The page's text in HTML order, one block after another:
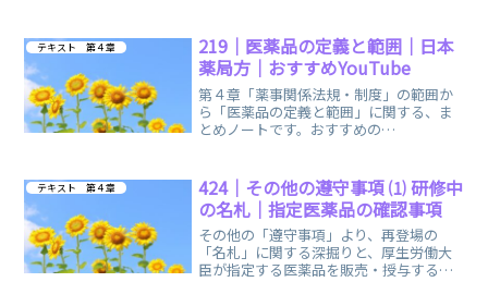
テキスト 第４章
219｜医薬品の定義と範囲｜日本
薬局方｜おすすめYouTube
第４章「薬事関係法規・制度」の範囲か
ら「医薬品の定義と範囲」に関する、ま
とめノートです。おすすめの
テキスト 第４章
424｜その他の遵守事項 ⑴ 研修中
の名札｜指定医薬品の確認事項
その他の「遵守事項」より、再登場の
「名札」に関する深掘りと、厚生労働大
臣が指定する医薬品を販売・授与する際